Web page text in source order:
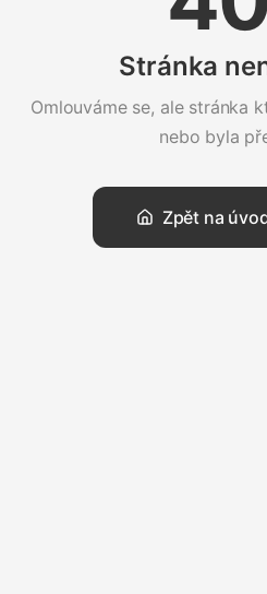
Stránka
Omlouváme se, ale stránka
nebo byla
Zpět na